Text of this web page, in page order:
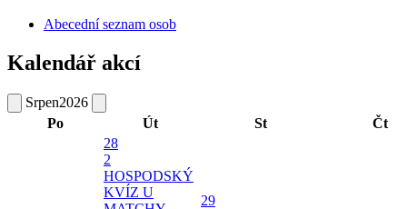
Abecední seznam osob
Kalendář akcí
Srpen2026
Po
Út St
Čt
28
2
HOSPODSKÝ
KVÍZ U
29